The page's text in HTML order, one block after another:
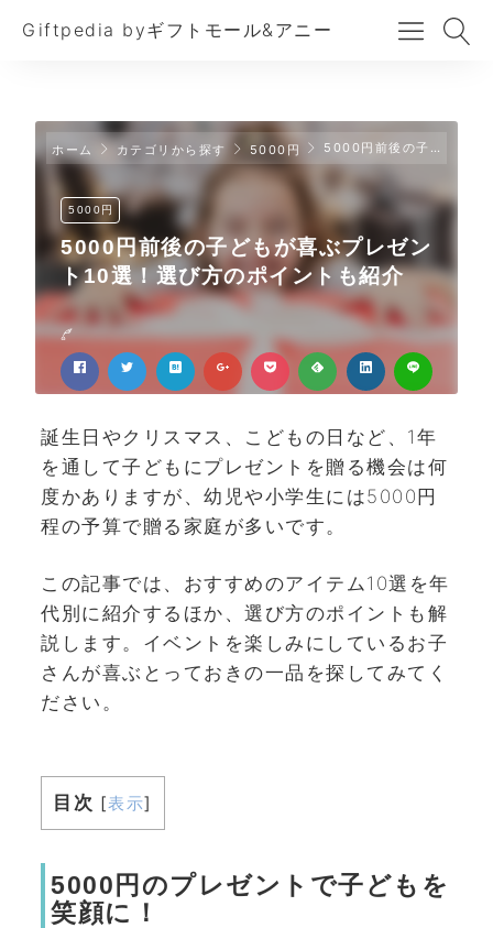
Giftpedia byギフトモール&アニー
ホーム カテゴリから探す 5000円 5000円前後の子どもが喜ぶプレゼント10選！選び方のポイントも紹介
5000円
5000円前後の子どもが喜ぶプレゼン
ト10選！選び方のポイントも紹介
誕生日やクリスマス、こどもの日など、1年
を通して子どもにプレゼントを贈る機会は何
度かありますが、幼児や小学生には5000円
程の予算で贈る家庭が多いです。
この記事では、おすすめのアイテム10選を年
代別に紹介するほか、選び方のポイントも解
説します。イベントを楽しみにしているお子
さんが喜ぶとっておきの一品を探してみてく
ださい。
目次 [表示]
5000円のプレゼントで子どもを
笑顔に！